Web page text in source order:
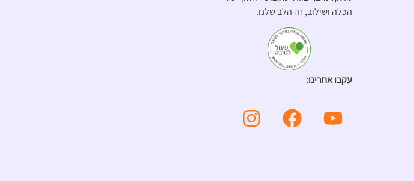
הכלה ושילוב, זה הלב שלנו.
עקבו אחרינו: